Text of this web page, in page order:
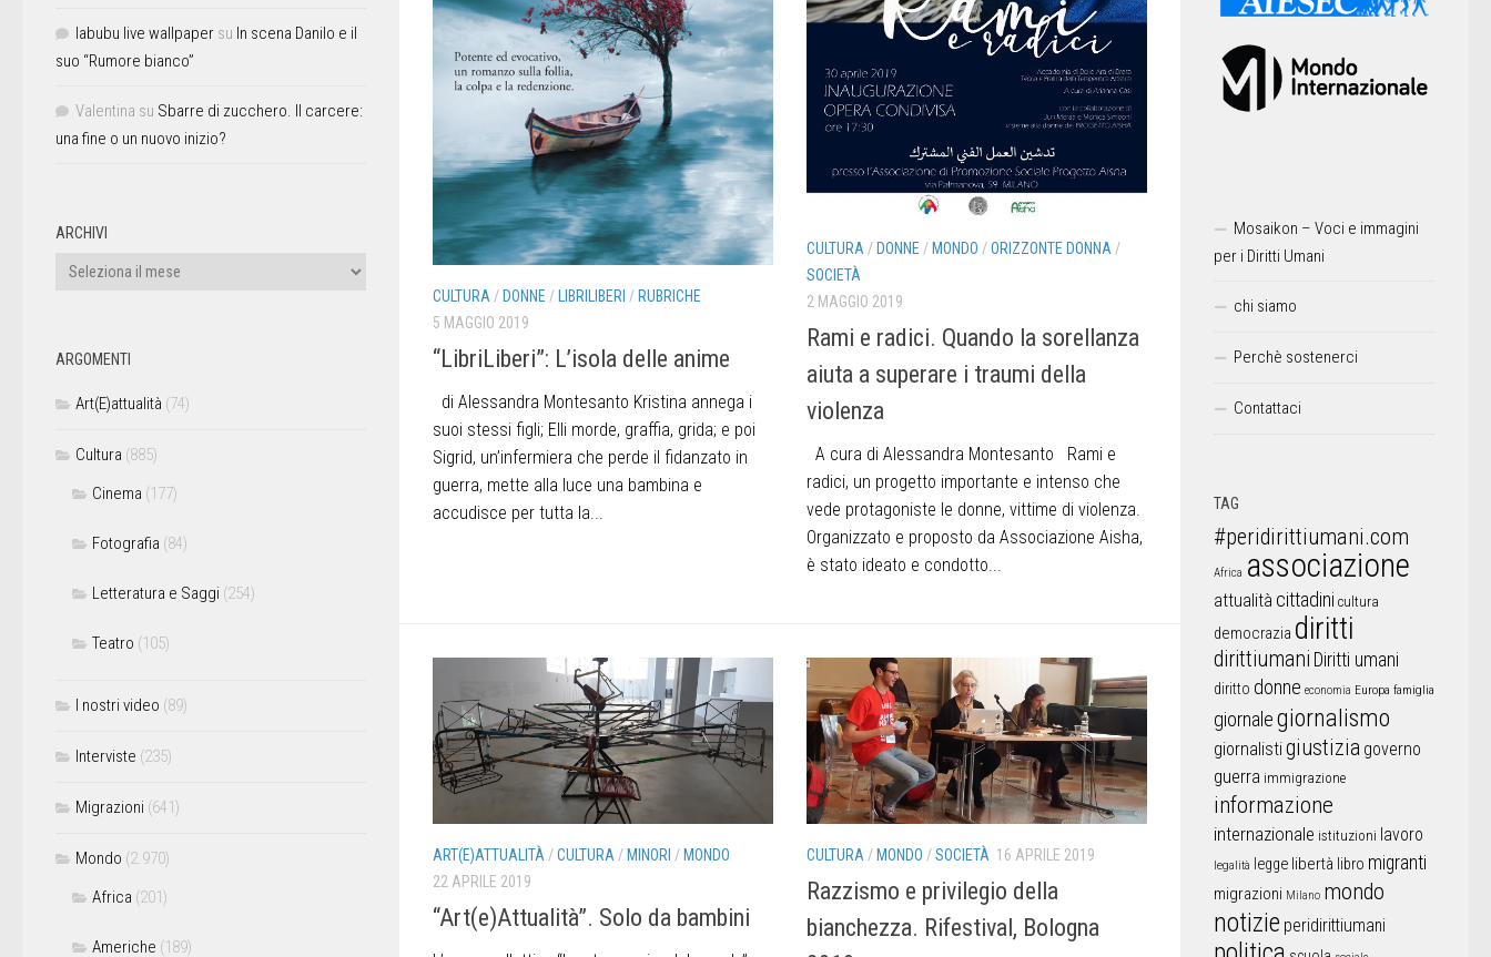
CULTURA / DONNE / LIBRILIBERI / RUBRICHE
5 MAGGIO 2019
“LibriLiberi”: L’isola delle anime
di Alessandra Montesanto Kristina annega i
suoi stessi figli; Elli morde, graffia, grida; e poi
Sigrid, un’infermiera che perde il fidanzato in
guerra, mette alla luce una bambina e
accudisce per tutta la...
CULTURA/ DONNE / MONDO /ORIZZONTE DONNA/
SOCIETÀ
2 MAGGIO 2019
Rami e radici. Quando la sorellanza
aiuta a superare i traumi della
violenza
A cura di Alessandra Montesanto Rami e
radici, un progetto importante e intenso che
vede protagoniste le donne, vittime di violenza.
Organizzato e proposto da Associazione Aisha,
è stato ideato e condotto...
ART(E)ATTUALITÀ /CULTURA / MINORI / MONDO
22 APRILE 2019
“Art(e)Attualità”. Solo da bambini
CULTURA / MONDO /SOCIETÀ 16 APRILE 2019
Razzismo e privilegio della
bianchezza. Rifestival, Bologna
labubu live wallpaper su In scena Danilo e il
suo “Rumore bianco”
Valentina su Sbarre di zucchero. Il carcere:
una fine o un nuovo inizio?
ARCHIVI
ARGOMENTI
Art(E)attualità (74)
Cultura (885)
Cinema (177)
Fotografia (84)
Letteratura e Saggi (254)
Teatro (105)
I nostri video (89)
Interviste (235)
Migrazioni (641)
Mondo (2.970)
Africa (201)
Americhe (189)
Mosaikon – Voci e immagini
per i Diritti Umani
chi siamo
Perchè sostenerci
Contattaci
TAG
#peridirittiumani.com
Africa associazione
attualità cittadini cultura
democrazia diritti
dirittiumani Diritti umani
diritto donne economia Europa famiglia
giornalegiornalismo
giornalistigiustizia governo
guerra immigrazione
informazione
internazionale istituzioni lavoro
legalità legge libertà libro migranti
migrazioni Milano mondo
notizie peridirittiumani